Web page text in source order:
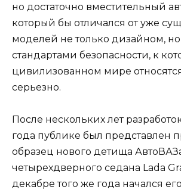
но достаточно вместительный
который бы отличался от уже
моделей не только дизайном,
стандартами безопасности, к
цивилизованном мире
серьезно.
После нескольких лет
года публике был представлен
образец нового детища
четырехдверного седана Lada
декабре того же года начался